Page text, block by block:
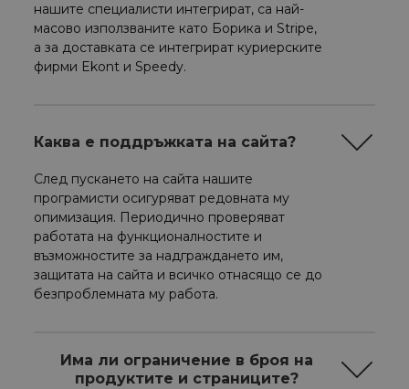
нашите специалисти интегрират, са най-
масово използваните като Борика и Stripe,
а за доставката се интегрират куриерските
фирми Ekont и Speedy.
Каква е поддръжката на сайта?
След пускането на сайта нашите
програмисти осигуряват редовната му
опимизация. Периодично проверяват
работата на функционалностите и
възможностите за надграждането им,
защитата на сайта и всичко отнасящо се до
безпроблемната му работа.
Има ли ограничение в броя на
продуктите и страниците?